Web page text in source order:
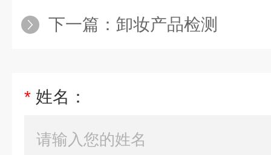
下一篇： 卸妆产品检测
* 姓名：